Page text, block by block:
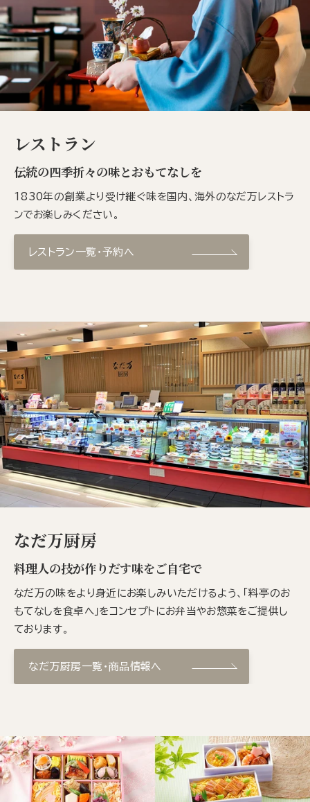
レストラン
伝統の四季折々の味とおもてなしを
1830年の創業より受け継ぐ味を国内、海外のなだ万レストラ
ンでお楽しみください。
レストラン一覧・予約へ
なだ万厨房
料理人の技が作りだす味をご自宅で
なだ万の味をより身近にお楽しみいただけるよう、「料亭のお
もてなしを食卓へ」をコンセプトにお弁当やお惣菜をご提供し
ております。
なだ万厨房一覧・商品情報へ